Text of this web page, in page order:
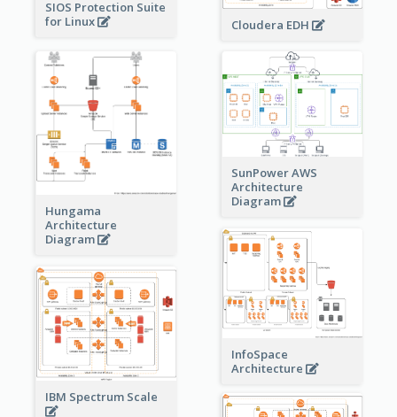
SIOS Protection Suite
for Linux
Cloudera EDH
Hungama
Architecture
Diagram
SunPower AWS
Architecture
Diagram
InfoSpace
Architecture
IBM Spectrum Scale